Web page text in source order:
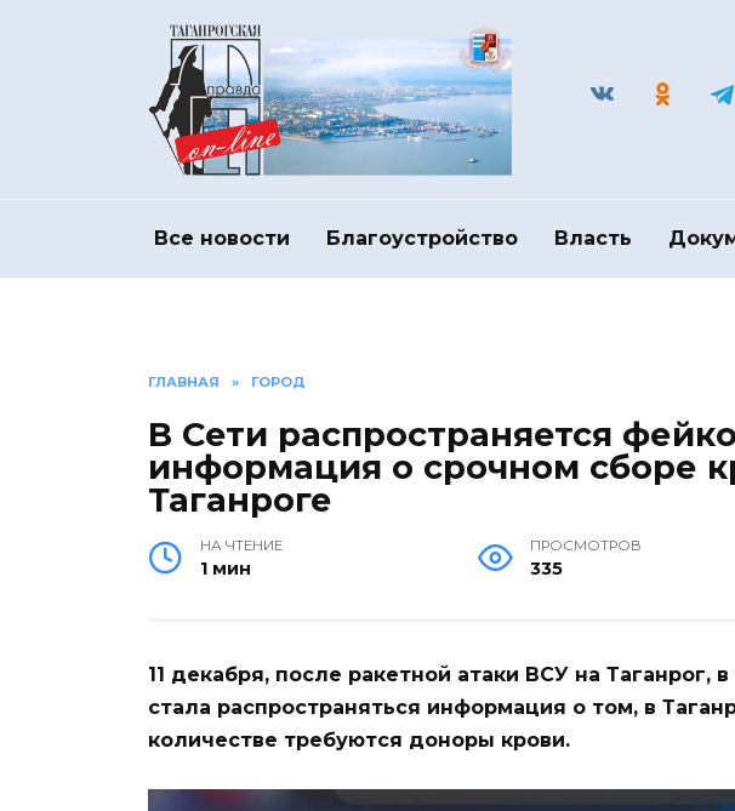
Все новости Благоустройство Власть
ГЛАВНАЯ » ГОРОД
В Сети распространяется
информация о срочном сборе
Таганроге
НА ЧТЕНИЕ
1 мин
ПРОСМОТРОВ
335
11 декабря, после ракетной атаки ВСУ на Таганрог,
стала распространяться информация о том, в
количестве требуются доноры крови.